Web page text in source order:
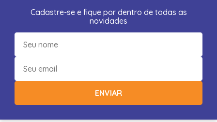
Cadastre-se e fique por dentro de todas as
novidades
ENVIAR